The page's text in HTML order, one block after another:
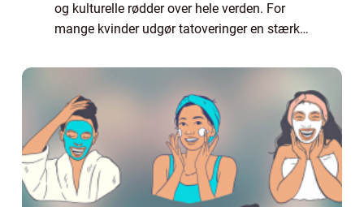
og kulturelle rødder over hele verden. For
mange kvinder udgør tatoveringer en stærk